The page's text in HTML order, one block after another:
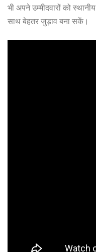
भी अपने उम्मीदवारों को
साथ बेहतर जुड़ाव बना सकें।